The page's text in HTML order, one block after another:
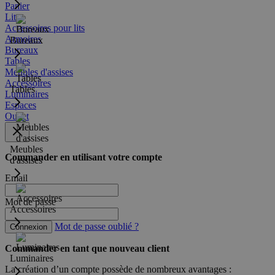
Panier
Bureaux
Tables
Meubles
d'assises
Accessoires
Luminaires
Lits
Accessoires pour lits
Armoires
Bureaux
Tables
Meubles d'assises
Accessoires
Luminaires
Espaces
Outlet
Commander en utilisant votre compte
Email
Mot de passe
Connexion Mot de passe oublié ?
Commander en tant que nouveau client
La création d’un compte possède de nombreux avantages :